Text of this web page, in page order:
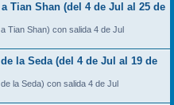
Tian Shan (del 4 de Jul al 25 de
Tian Shan) con salida 4 de Jul
la Seda (del 4 de Jul al 19 de
la Seda) con salida 4 de Jul